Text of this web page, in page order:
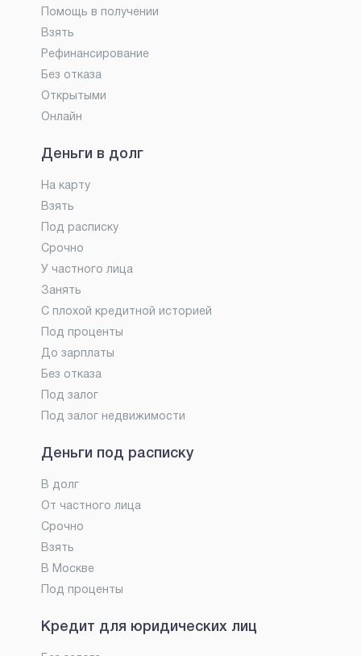
Помощь в получении
Взять
Рефинансирование
Без отказа
Открытыми
Онлайн
Деньги в долг
На карту
Взять
Под расписку
Срочно
У частного лица
Занять
С плохой кредитной историей
Под проценты
До зарплаты
Без отказа
Под залог
Под залог недвижимости
Деньги под расписку
В долг
От частного лица
Срочно
Взять
В Москве
Под проценты
Кредит для юридических лиц